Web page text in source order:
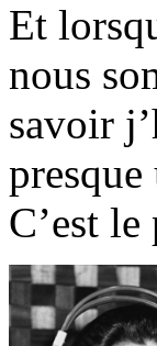
Et
nous
savoir
presque
C’est